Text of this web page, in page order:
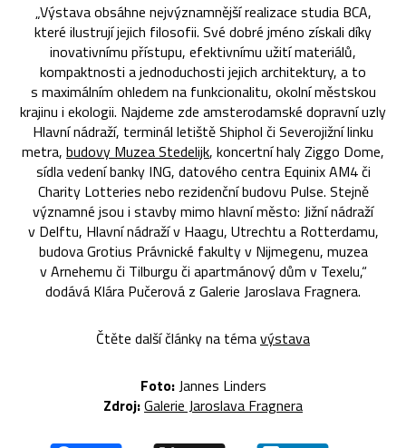
„Výstava obsáhne nejvýznamnější realizace studia BCA,
které ilustrují jejich filosofii. Své dobré jméno získali díky
inovativnímu přístupu, efektivnímu užití materiálů,
kompaktnosti a jednoduchosti jejich architektury, a to
s maximálním ohledem na funkcionalitu, okolní městskou
krajinu i ekologii. Najdeme zde amsterodamské dopravní uzly
Hlavní nádraží, terminál letiště Shiphol či Severojižní linku
metra, budovy Muzea Stedelijk, koncertní haly Ziggo Dome,
sídla vedení banky ING, datového centra Equinix AM4 či
Charity Lotteries nebo rezidenční budovu Pulse. Stejně
významné jsou i stavby mimo hlavní město: Jižní nádraží
v Delftu, Hlavní nádraží v Haagu, Utrechtu a Rotterdamu,
budova Grotius Právnické fakulty v Nijmegenu, muzea
v Arnehemu či Tilburgu či apartmánový dům v Texelu,“
dodává Klára Pučerová z Galerie Jaroslava Fragnera.
Čtěte další články na témavýstava
Foto:Jannes Linders
Zdroj:Galerie Jaroslava Fragnera